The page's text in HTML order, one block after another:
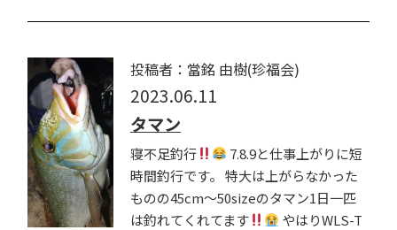
投稿者：當銘 由樹(珍福会)
2023.06.11
タマン
寝不足釣行
7.8.9と仕事上がりに短
時間釣行です。 特大は上がらなかった
ものの45cm～50sizeのタマン1日一匹
は釣れてくれてます
やはりWLS-T